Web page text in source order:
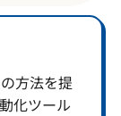
方法を提
化ツール